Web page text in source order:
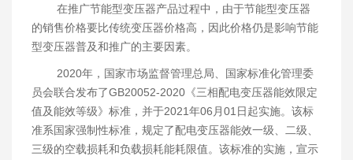
在推广节能型变压器产品过程中，由于节能型变压器
的销售价格要比传统变压器价格高，因此价格仍是影响节能
型变压器普及和推广的主要因素。
2020年，国家市场监督管理总局、国家标准化管理委
员会联合发布了GB20052-2020《三相配电变压器能效限定
值及能效等级》标准，并于2021年06月01日起实施。该标
准系国家强制性标准，规定了配电变压器能效一级、二级、
三级的空载损耗和负载损耗能耗限值。该标准的实施，宣示